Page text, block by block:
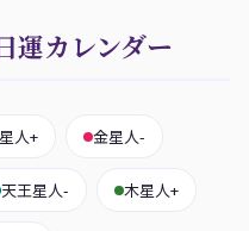
運カレンダー
人+ 金星人-
天王星人- 木星人+